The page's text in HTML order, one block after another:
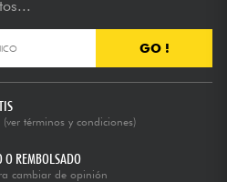
GO !
(ver términos y condiciones)
O REMBOLSADO
cambiar de opinión